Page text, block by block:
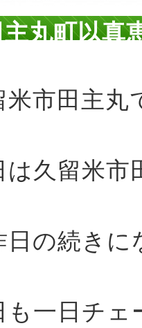
主丸町以真
米市田主丸
は久留米市
日の続きに
も一日チ